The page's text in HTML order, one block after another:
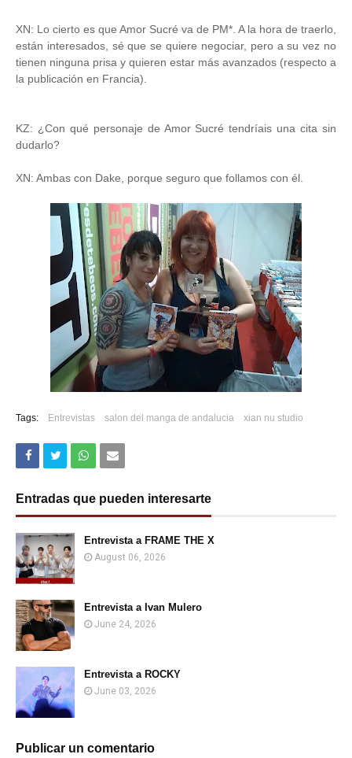
XN: Lo cierto es que Amor Sucré va de PM*. A la hora de traerlo,
están interesados, sé que se quiere negociar, pero a su vez no
tienen ninguna prisa y quieren estar más avanzados (respecto a
la publicación en Francia).
KZ: ¿Con qué personaje de Amor Sucré tendríais una cita sin
dudarlo?
XN: Ambas con Dake, porque seguro que follamos con él.
Tags: Entrevistas salon del manga de andalucia xian nu studio
Entradas que pueden interesarte
Entrevista a FRAME THE X
August 06, 2026
Entrevista a Ivan Mulero
June 24, 2026
Entrevista a ROCKY
June 03, 2026
Publicar un comentario